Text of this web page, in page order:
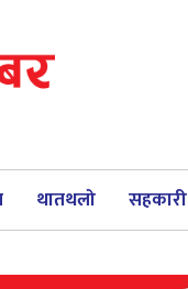
थातथलो सहकारी